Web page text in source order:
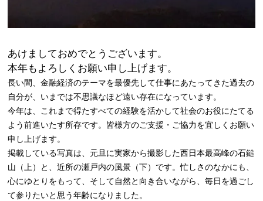
あけましておめでとうございます。
本年もよろしくお願い申し上げます。
長い間、金融経済のテーマを最優先して仕事にあたってきた過去の
自分が、いまでは不思議なほど遠い存在になっています。
今年は、これまで得たすべての経験を活かして社会のお役にたてる
よう前進いたす所存です。皆様方のご支援・ご協力を宜しくお願い
申し上げます。
掲載している写真は、元旦に実家から撮影した西日本最高峰の石鎚
山（上）と、近所の瀬戸内の風景（下）です。忙しさのなかにも、
心にゆとりをもって、そして自然と向き合いながら、毎日を過ごし
て参りたいと思う年齢になりました。